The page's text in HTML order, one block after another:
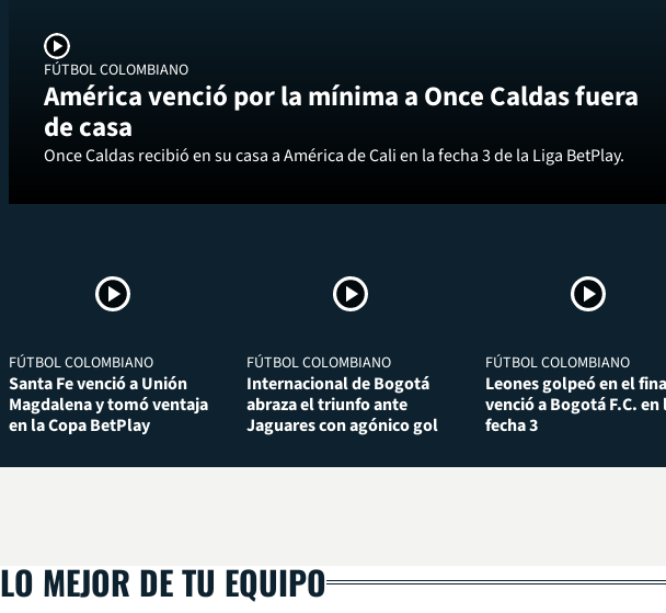
FÚTBOL COLOMBIANO
América venció por la mínima a Once Caldas fuera
de casa
Once Caldas recibió en su casa a América de Cali en la fecha 3 de la Liga BetPlay.
FÚTBOL COLOMBIANO
Santa Fe venció a Unión
Magdalena y tomó ventaja
en la Copa BetPlay
FÚTBOL COLOMBIANO
Internacional de Bogotá
abraza el triunfo ante
Jaguares con agónico gol
FÚTBOL COLOMBIANO
Leones golpeó en el
venció a Bogotá F.C. en
fecha 3
LO MEJOR DE TU EQUIPO